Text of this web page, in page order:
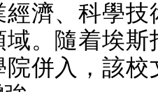
濟、科學技
。隨着埃斯
院併入，該校